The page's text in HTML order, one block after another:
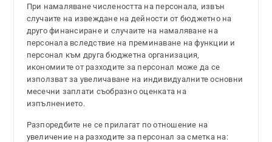
При намаляване числеността на персонала, извън
случаите на извеждане на дейности от бюджетно на
друго финансиране и случаите на намаляване на
персонала вследствие на преминаване на функции и
персонал към друга бюджетна организация,
икономиите от разходите за персонал може да се
използват за увеличаване на индивидуалните основни
месечни заплати съобразно оценката на
изпълнението.
Разпоредбите не се прилагат по отношение на
увеличение на разходите за персонал за сметка на: